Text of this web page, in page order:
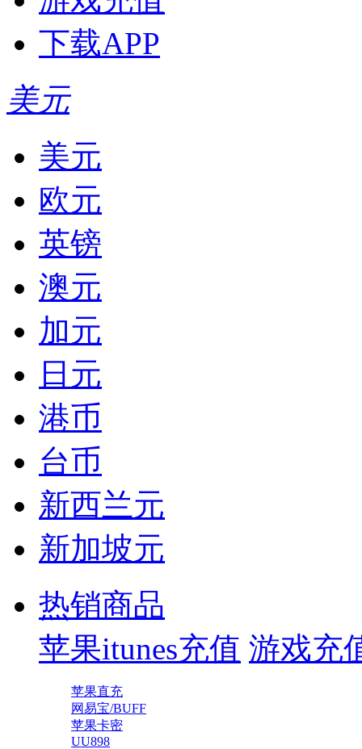
下载APP
美元
美元
欧元
英镑
澳元
加元
日元
港币
台币
新西兰元
新加坡元
热销商品
苹果itunes充值 游戏充
苹果直充
网易宝/BUFF
苹果卡密
UU898